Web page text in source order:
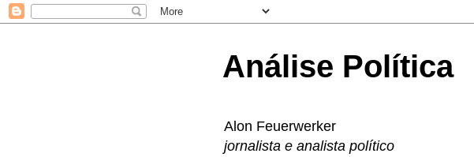
Análise Política
Alon Feuerwerker
jornalista e analista político